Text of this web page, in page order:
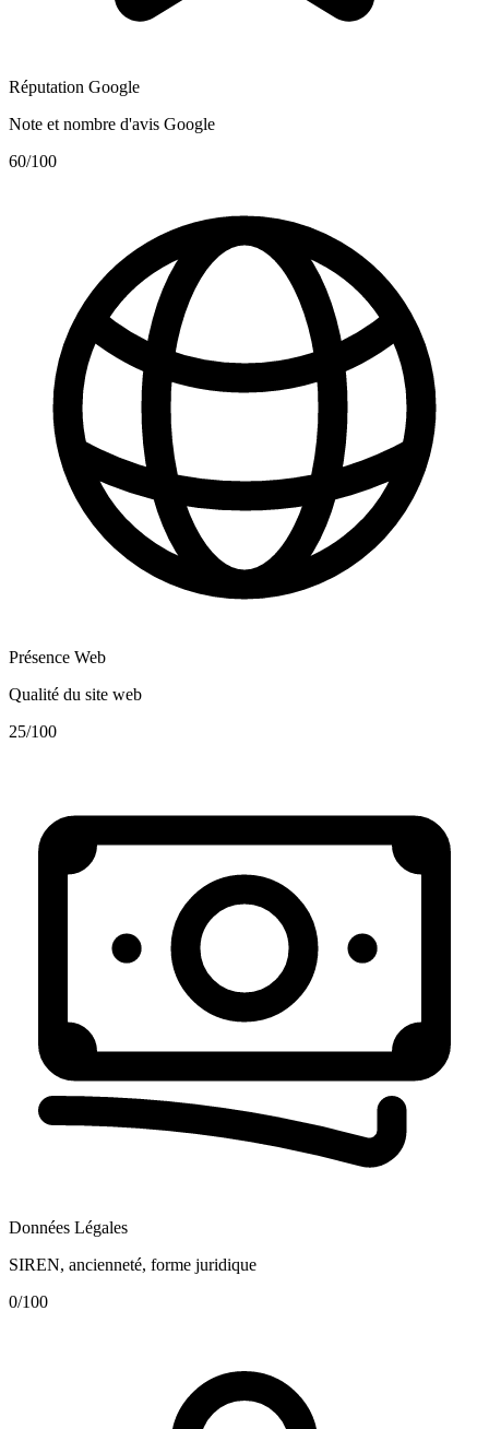
Réputation Google
Note et nombre d'avis Google
60/100
Présence Web
Qualité du site web
25/100
Données Légales
SIREN, ancienneté, forme juridique
0/100